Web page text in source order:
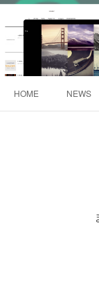
HOME NEWS